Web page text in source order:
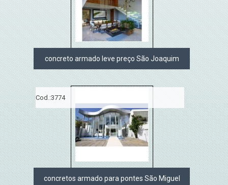
concreto armado leve preço São Joaquim
Cod.:3774
concretos armado para pontes São Miguel